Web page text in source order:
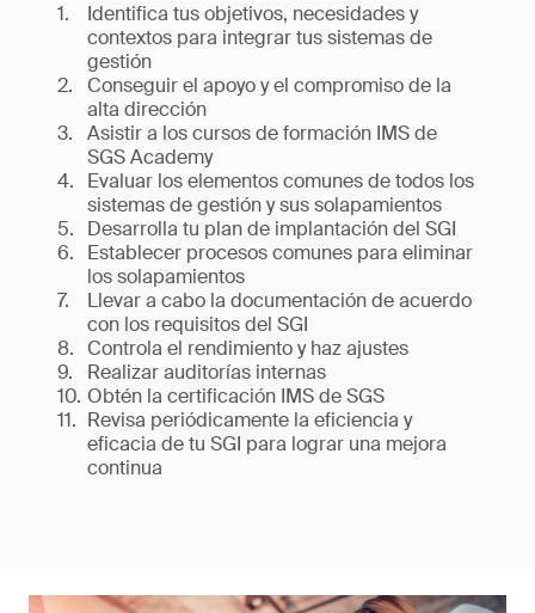
Identifica tus objetivos, necesidades y
contextos para integrar tus sistemas de
gestión
Conseguir el apoyo y el compromiso de la
alta dirección
Asistir a los cursos de formación IMS de
SGS Academy
Evaluar los elementos comunes de todos los
sistemas de gestión y sus solapamientos
Desarrolla tu plan de implantación del SGI
Establecer procesos comunes para eliminar
los solapamientos
Llevar a cabo la documentación de acuerdo
con los requisitos del SGI
Controla el rendimiento y haz ajustes
Realizar auditorías internas
Obtén la certificación IMS de SGS
Revisa periódicamente la eficiencia y
eficacia de tu SGI para lograr una mejora
continua